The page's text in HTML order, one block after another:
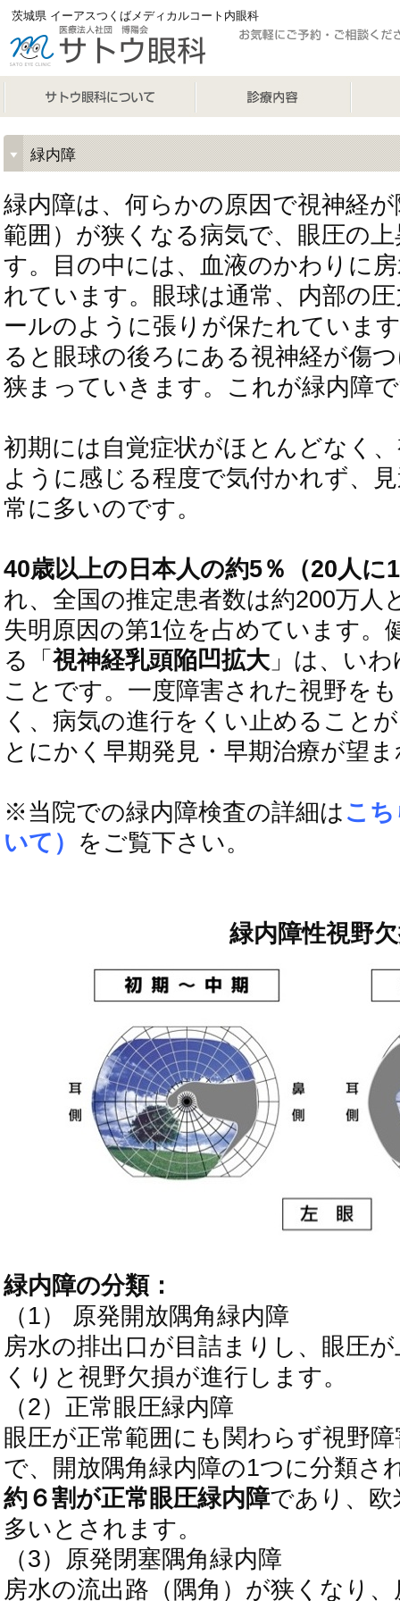
茨城県 イーアスつくばメディカルコート内眼科
サトウ眼科 SATO EYE CLINIC
緑内障
緑内障は、何らかの原因で視神経
範囲）が狭くなる病気で、眼圧の
す。目の中には、血液のかわりに
れています。眼球は通常、内部の
ールのように張りが保たれていま
ると眼球の後ろにある視神経が傷
狭まっていきます。これが緑内障
初期には自覚症状がほとんどなく
ように感じる程度で気付かれず、
常に多いのです。
40歳以上の日本人の約5％（20人に
れ、全国の推定患者数は約200万人
失明原因の第1位を占めています。
る「 視神経乳頭陥凹拡大 」は、い
ことです。一度障害された視野を
く、病気の進行をくい止めること
とにかく早期発見・早期治療が望
※当院での緑内障検査の詳細は こ
いて） をご覧下さい。
緑内障性視野
緑内障の分類：
（1） 原発開放隅角緑内障
房水の排出口が目詰まりし、眼圧
くりと視野欠損が進行します。
（2）正常眼圧緑内障
眼圧が正常範囲にも関わらず視野
で、開放隅角緑内障の1つに分類さ
約６割が正常眼圧緑内障であり、
多いとされます。
（3）原発閉塞隅角緑内障
房水の流出路（隅角）が狭くなり